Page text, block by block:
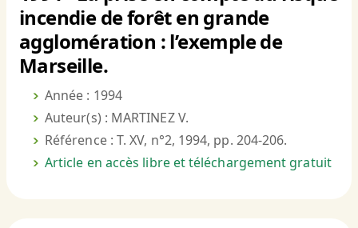
incendie de forêt en grande
agglomération : l’exemple de
Marseille.
Année : 1994
Auteur(s) : MARTINEZ V.
Référence : T. XV, n°2, 1994, pp. 204-206.
Article en accès libre et téléchargement gratuit